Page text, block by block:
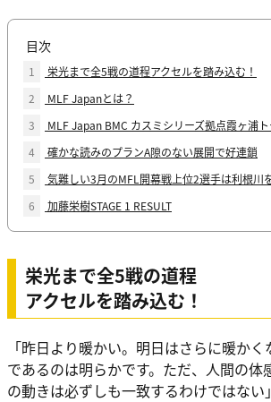
目次
1
栄光まで全5戦の道程アクセルを踏み込む！
2
MLF Japanとは？
3
MLF Japan BMC カスミシリーズ拠点霞ヶ浦
4
確かな読みのプランA隙のない展開で好連鎖
5
気難しい3月のMFL開幕戦上位2選手は利根川
6
加藤栄樹STAGE 1 RESULT
栄光まで全5戦の道程
アクセルを踏み込む！
「昨日より暖かい。明日はさらに暖か
であるのは明らかです。ただ、人間の体
の動きは必ずしも一致するわけではない」